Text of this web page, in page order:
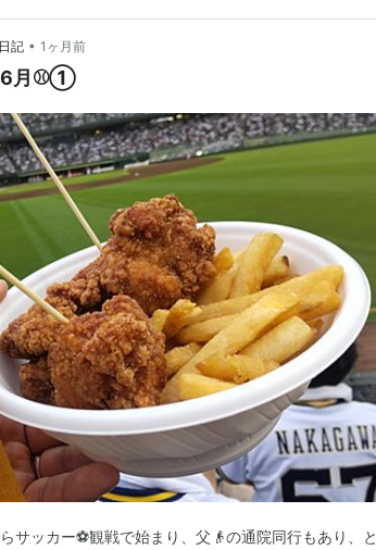
記 • 1ヶ月前
6月⚾️①
サッカー⚽️観戦で始まり、父👴の通院同行もあり、と